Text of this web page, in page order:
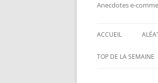
Anecdotes e-
ACCUEIL
TOP DE LA SEMAINE